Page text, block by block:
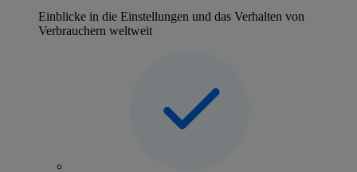
Einblicke in die Einstellungen und das Verhalten von
Verbrauchern weltweit